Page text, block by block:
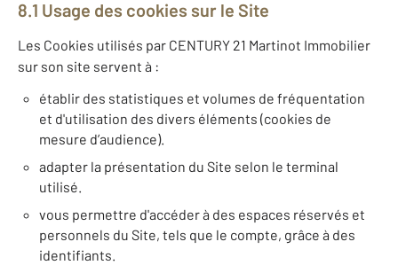
8.1 Usage des cookies sur le Site
Les Cookies utilisés par CENTURY 21 Martinot Immobilier
sur son site servent à :
établir des statistiques et volumes de fréquentation
et d'utilisation des divers éléments (cookies de
mesure d’audience).
adapter la présentation du Site selon le terminal
utilisé.
vous permettre d'accéder à des espaces réservés et
personnels du Site, tels que le compte, grâce à des
identifiants.